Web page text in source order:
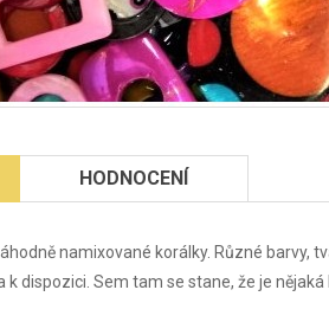
HODNOCENÍ
namixované korálky. Různé barvy,
k dispozici. Sem tam se stane, že je